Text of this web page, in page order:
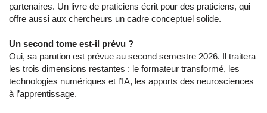
partenaires. Un livre de praticiens écrit pour des praticiens, qui
offre aussi aux chercheurs un cadre conceptuel solide.
Un second tome est-il prévu ?
Oui, sa parution est prévue au second semestre 2026. Il traitera
les trois dimensions restantes : le formateur transformé, les
technologies numériques et l’IA, les apports des neurosciences
à l’apprentissage.